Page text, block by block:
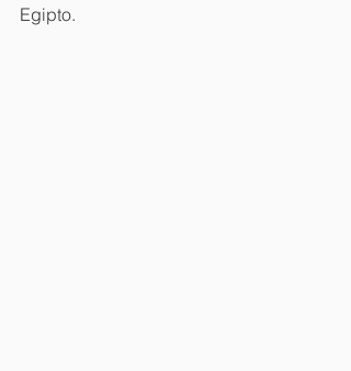
Egipto.